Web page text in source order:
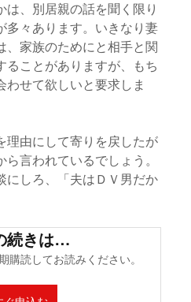
は、別居親の話を聞く限り
多々あります。いきなり妻
、家族のためにと相手と関
ることがありますが、もち
わせて欲しいと要求しま
理由にして寄りを戻したが
言われているでしょう。
にしろ、「夫はＤＶ男だか
続きは…
購読してお読みください。